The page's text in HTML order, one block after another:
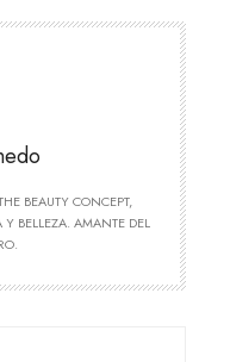
BEAUTY CONCEPT,
BELLEZA. AMANTE DEL